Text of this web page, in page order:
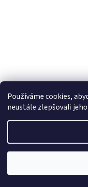
Používáme cookies,
neustále zlepšovali